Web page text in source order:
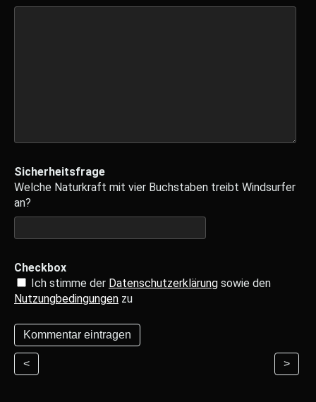
Sicherheitsfrage
Welche Naturkraft mit vier Buchstaben treibt Windsurfer
an?
Checkbox
Ich stimme der Datenschutzerklärung sowie den
Nutzungbedingungen zu
< >